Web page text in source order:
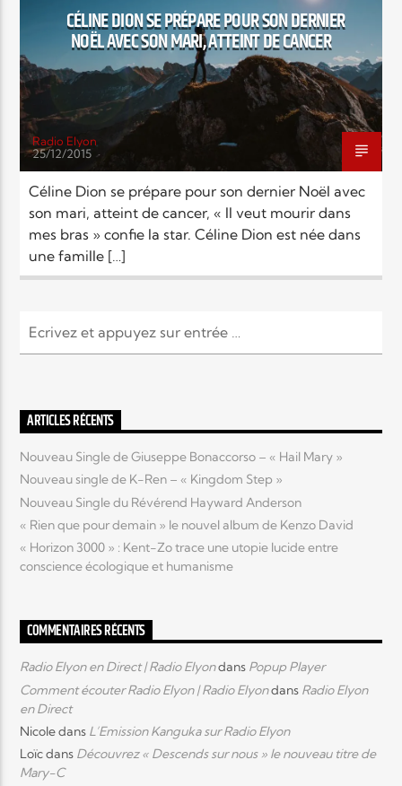
Elyon Live
Elyon Kids
CÉLINE DION SE PRÉPARE POUR SON DERNIER
NOËL AVEC SON MARI, ATTEINT DE CANCER
Radio Elyon
25/12/2015
Céline Dion se prépare pour son dernier Noël avec
son mari, atteint de cancer, « Il veut mourir dans
mes bras » confie la star. Céline Dion est née dans
une famille […]
ARTICLES RÉCENTS
Nouveau Single de Giuseppe Bonaccorso – « Hail Mary »
Nouveau single de K-Ren – « Kingdom Step »
Nouveau Single du Révérend Hayward Anderson
« Rien que pour demain » le nouvel album de Kenzo David
« Horizon 3000 » : Kent-Zo trace une utopie lucide entre
conscience écologique et humanisme
COMMENTAIRES RÉCENTS
Radio Elyon en Direct | Radio Elyondans Popup Player
Comment écouter Radio Elyon | Radio Elyondans Radio Elyon
en Direct
Nicoledans L’Emission Kanguka sur Radio Elyon
Loïcdans Découvrez « Descends sur nous » le nouveau titre de
Mary-C